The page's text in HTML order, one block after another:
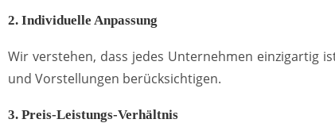
2. Individuelle Anpassung
Wir verstehen, dass jedes Unternehmen einzigartig
und Vorstellungen berücksichtigen.
3. Preis-Leistungs-Verhältnis